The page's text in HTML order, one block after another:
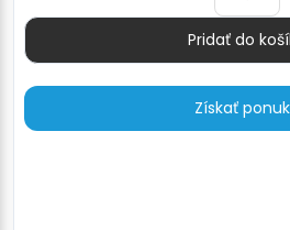
Pridať do
Získať